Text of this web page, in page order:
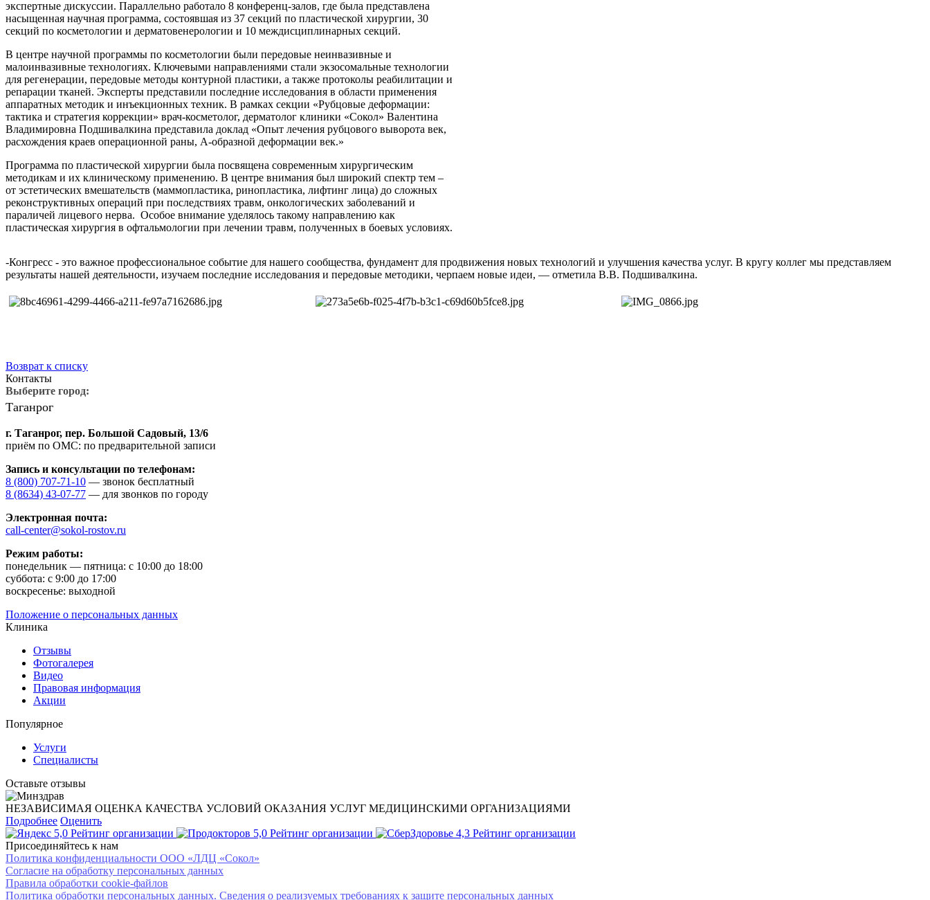
экспертные дискуссии. Параллельно работало 8 конференц-залов, где была представлена
насыщенная научная программа, состоявшая из 37 секций по пластической хирургии, 30
секций по косметологии и дерматовенерологии и 10 междисциплинарных секций.
В центре научной программы по косметологии были передовые неинвазивные и
малоинвазивные технологиях. Ключевыми направлениями стали экзосомальные технологии
для регенерации, передовые методы контурной пластики, а также протоколы реабилитации и
репарации тканей. Эксперты представили последние исследования в области применения
аппаратных методик и инъекционных техник. В рамках секции «Рубцовые деформации:
тактика и стратегия коррекции» врач-косметолог, дерматолог клиники «Сокол» Валентина
Владимировна Подшивалкина представила доклад «Опыт лечения рубцового выворота век,
расхождения краев операционной раны, А-образной деформации век.»
Программа по пластической хирургии была посвящена современным хирургическим
методикам и их клиническому применению. В центре внимания был широкий спектр тем –
от эстетических вмешательств (маммопластика, ринопластика, лифтинг лица) до сложных
реконструктивных операций при последствиях травм, онкологических заболеваний и
параличей лицевого нерва. Особое внимание уделялось такому направлению как
пластическая хирургия в офтальмологии при лечении травм, полученных в боевых условиях.
-Конгресс - это важное профессиональное событие для нашего сообщества, фундамент для продвижения новых технологий и улучшения качества услуг. В кругу коллег мы представляем
результаты нашей деятельности, изучаем последние исследования и передовые методики, черпаем новые идеи, — отметила В.В. Подшивалкина.
Возврат к списку
Контакты
Выберите город:
Таганрог
г. Таганрог, пер. Большой Садовый, 13/6
приём по ОМС: по предварительной записи
Запись и консультации по телефонам:
8 (800) 707-71-10 — звонок бесплатный
8 (8634) 43-07-77 — для звонков по городу
Электронная почта:
call-center@sokol-rostov.ru
Режим работы:
понедельник — пятница: с 10:00 до 18:00
суббота: с 9:00 до 17:00
воскресенье: выходной
Положение о персональных данных
Клиника
Отзывы
Фотогалерея
Видео
Правовая информация
Акции
Популярное
Услуги
Специалисты
Оставьте отзывы
НЕЗАВИСИМАЯ ОЦЕНКА КАЧЕСТВА УСЛОВИЙ ОКАЗАНИЯ УСЛУГ МЕДИЦИНСКИМИ ОРГАНИЗАЦИЯМИ
Подробнее Оценить
5,0 Рейтинг организации 5,0 Рейтинг организации 4,3 Рейтинг организации
Присоединяйтесь к нам
Политика конфиденциальности ООО «ЛДЦ «Сокол»
Согласие на обработку персональных данных
Правила обработки cookie-файлов
Политика обработки персональных данных. Сведения о реализуемых требованиях к защите персональных данных